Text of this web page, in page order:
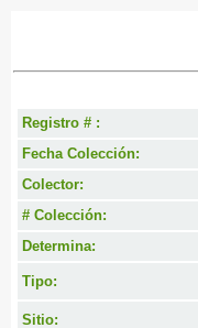
Registro # :
Fecha Colección:
Colector:
# Colección:
Determina:
Tipo:
Sitio: